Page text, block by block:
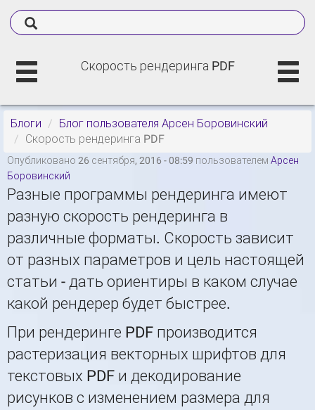
Скорость рендеринга PDF
Блоги
Блог пользователя Арсен Боровинский
Скорость рендеринга PDF
Опубликовано 26 сентября, 2016 - 08:59 пользователем Арсен
Боровинский
Разные программы рендеринга имеют
разную скорость рендеринга в
различные форматы. Скорость зависит
от разных параметров и цель настоящей
статьи - дать ориентиры в каком случае
какой рендерер будет быстрее.
При рендеринге PDF производится
растеризация векторных шрифтов для
текстовых PDF и декодирование
рисунков с изменением размера для